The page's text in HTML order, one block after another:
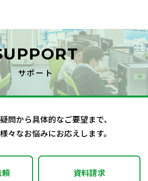
サポート
問から具体的なご要望まで、
々なお悩みにお応えします。
頼 資料請求